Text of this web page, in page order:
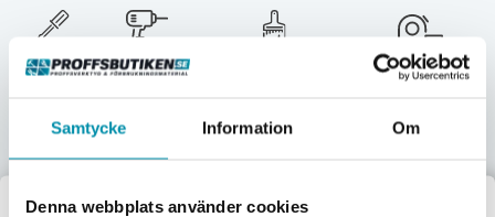
Samtycke Information Om
Denna webbplats använder cookies
Verktyg Maskiner Mätinstrument
Garage & verkstad El & belysning Oljor & kem Gasol & lödning